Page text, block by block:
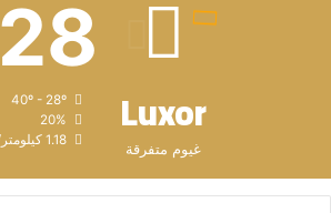
Luxor
غيوم متفرقة
28
20%
1.18 كيلومتر/ساعة